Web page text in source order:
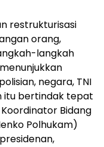
restrukturisasi
orang,
langkah
negara, TNI
itu bertindak tepat
Bidang
Polhukam)